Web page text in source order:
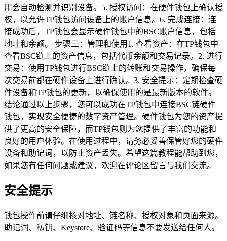
用会自动检测并识别设备。5. 授权访问：在硬件钱包上确认授
权，以允许TP钱包访问设备上的账户信息。6. 完成连接：连
接成功后，TP钱包会显示硬件钱包中的BSC账户信息，包括
地址和余额。 步骤三：管理和使用1. 查看资产：在TP钱包中
查看BSC链上的资产信息，包括代币余额和交易记录。2. 进行
交易：使用TP钱包进行BSC链上的转账和交易操作，确保每
次交易前都在硬件设备上进行确认。3. 安全提示：定期检查硬
件设备和TP钱包的更新，以确保使用的是最新版本的软件。
结论通过以上步骤，您可以成功在TP钱包中连接BSC链硬件
钱包，实现安全便捷的数字资产管理。硬件钱包为您的资产提
供了更高的安全保障，而TP钱包则为您提供了丰富的功能和
良好的用户体验。在使用过程中，请务必妥善保管好您的硬件
设备和助记词，以防止资产丢失。希望这篇教程能帮助到您，
如果您有任何问题或建议，欢迎在评论区留言与我们交流。
安全提示
钱包操作前请仔细核对地址、链名称、授权对象和页面来源。
助记词、私钥、Keystore、验证码等信息不要发送给任何人。